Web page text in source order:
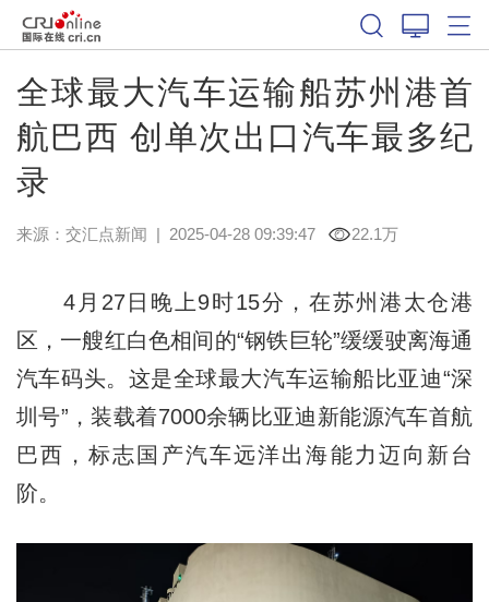
全球最大汽车运输船苏州港首
航巴西 创单次出口汽车最多纪
录
来源： 交汇点新闻 | 2025-04-28 09:39:47 22.1万
4月27日晚上9时15分，在苏州港太仓港
区，一艘红白色相间的“钢铁巨轮”缓缓驶离海通
汽车码头。这是全球最大汽车运输船比亚迪“深
圳号”，装载着7000余辆比亚迪新能源汽车首航
巴西，标志国产汽车远洋出海能力迈向新台
阶。